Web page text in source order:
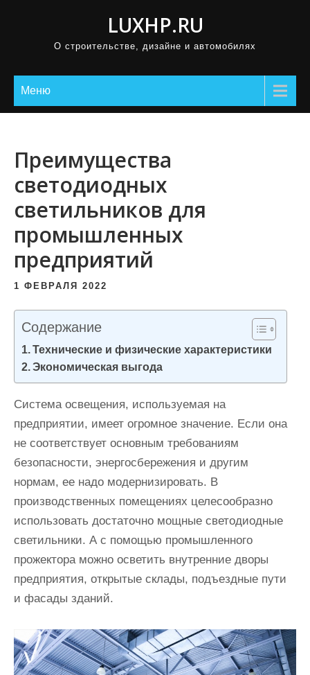
LUXHP.RU
О строительстве, дизайне и автомобилях
Меню
Преимущества
светодиодных
светильников для
промышленных
предприятий
1 ФЕВРАЛЯ 2022
Содержание
Технические и физические характеристики
Экономическая выгода
Система освещения, используемая на
предприятии, имеет огромное значение. Если она
не соответствует основным требованиям
безопасности, энергосбережения и другим
нормам, ее надо модернизировать. В
производственных помещениях целесообразно
использовать достаточно мощные светодиодные
светильники. А с помощью промышленного
прожектора можно осветить внутренние дворы
предприятия, открытые склады, подъездные пути
и фасады зданий.